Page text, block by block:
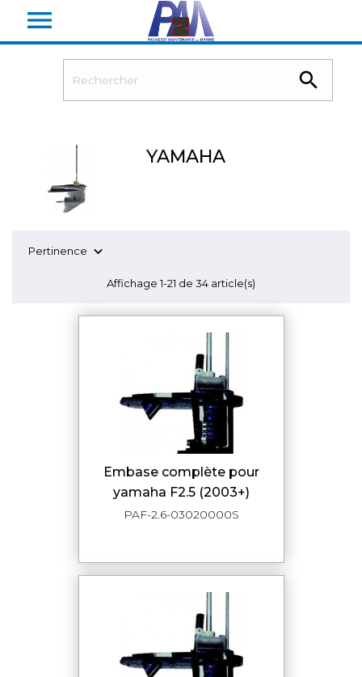


YAMAHA
Pertinence 
Affichage 1-21 de 34 article(s)
embase complète pour
yamaha F2.5 (2003+)
PAF-2.6-03020000S